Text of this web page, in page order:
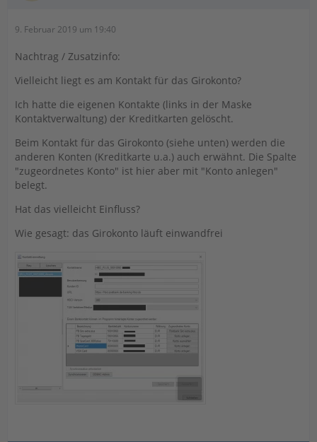
9. Februar 2019 um 19:40
Nachtrag / Zusatzinfo:
Vielleicht liegt es am Kontakt für das Girokonto?
Ich hatte die eigenen Kontakte (links in der Maske
Kontaktverwaltung) der Kreditkarten gelöscht.
Beim Kontakt für das Girokonto (siehe unten) werden die
anderen Konten (Kreditkarte u.a.) auch erwähnt. Die Spalte
"zugeordnetes Konto" ist hier aber mit "Konto anlegen"
belegt.
Hat das vielleicht Einfluss?
Wie gesagt: das Girokonto läuft einwandfrei